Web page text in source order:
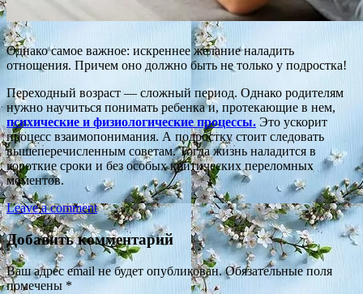
Однако самое важное: искреннее желание наладить
отношения. Причем оно должно быть не только у подростка!
Переходный возраст — сложный период. Однако родителям
нужно научиться понимать ребенка и, протекающие в нем,
психические и физиологические процессы. Это ускорит
процесс взаимопонимания. А подростку стоит следовать
вышеперечисленным советам. Тогда жизнь наладится в
короткие сроки и без особых критических переломных
моментов.
Leave a comment
Добавить комментарий
Ваш адрес email не будет опубликован. Обязательные поля
помечены *